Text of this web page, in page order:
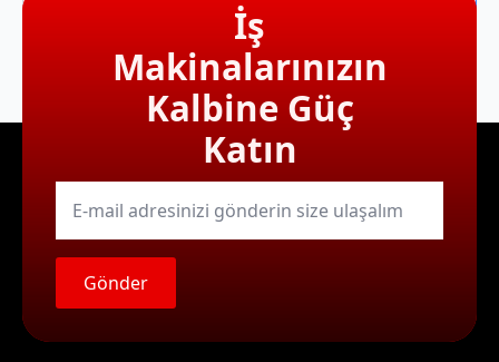
İş
Makinalarınızın
Kalbine Güç
Katın
E-
mail
Gönder